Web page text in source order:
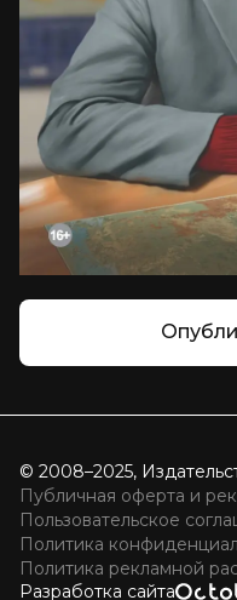
© 2008–2025,
Публичная оферта и
Пользовательское
Политика
Политика рекламной
Разработка сайта